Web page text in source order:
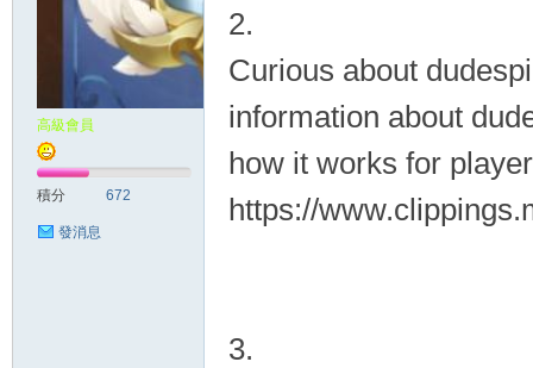
高級會員
積分 672
發消息
2.
Curious about
information about
how it works for
https://
3.